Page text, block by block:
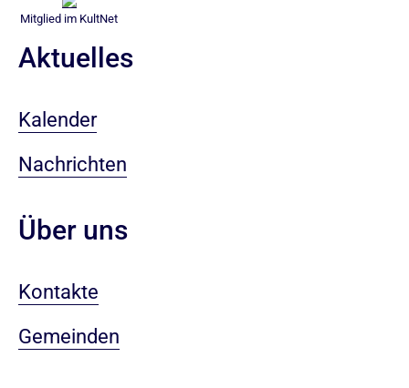
Mitglied im KultNet
Aktuelles
Kalender
Nachrichten
Über uns
Kontakte
Gemeinden